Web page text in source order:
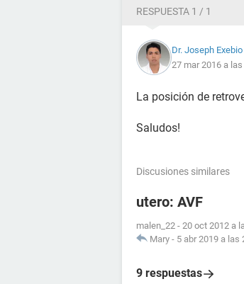
RESPUESTA 1 / 1
Dr. Joseph Exebio
27 mar 2016 a
La posición de
Saludos!
Discusiones similares
utero: AVF
malen_22 - 20 oct 2012 a
Mary - 5 abr 2019 a las
9 respuestas